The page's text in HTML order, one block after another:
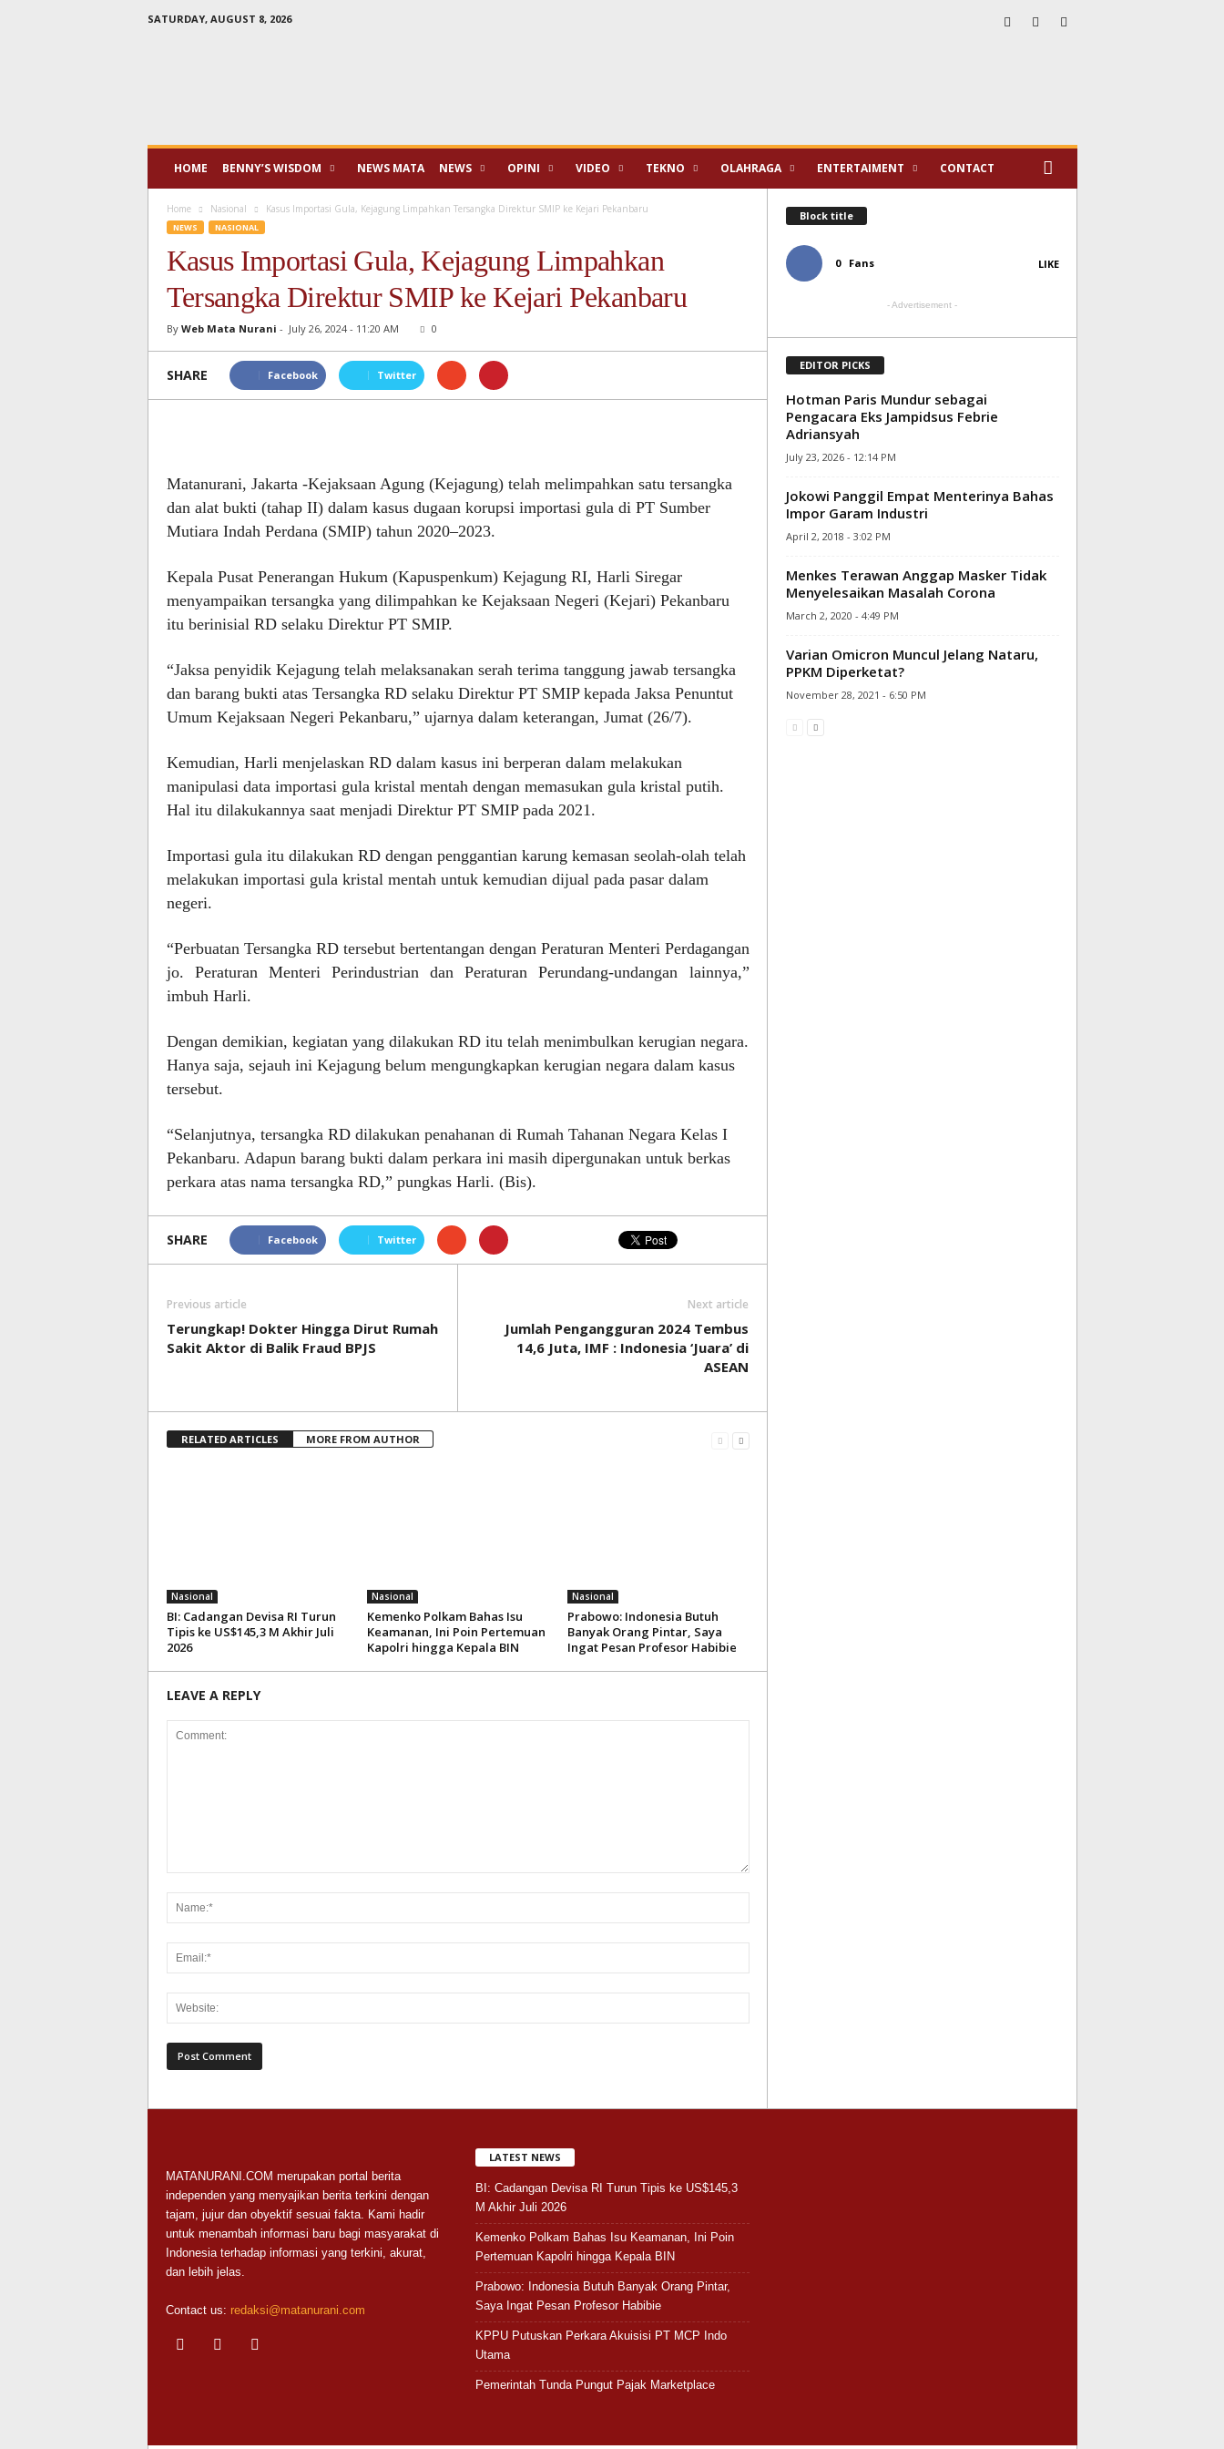
SATURDAY, AUGUST 8, 2026
HOME BENNY’S WISDOM NEWS MATA NEWS OPINI VIDEO TEKNO OLAHRAGA ENTERTAIMENT CONTACT
Home Nasional Kasus Importasi Gula, Kejagung Limpahkan Tersangka Direktur SMIP ke Kejari Pekanbaru
NEWS NASIONAL
Kasus Importasi Gula, Kejagung Limpahkan
Tersangka Direktur SMIP ke Kejari Pekanbaru
By Web Mata Nurani - July 26, 2024 - 11:20 AM 0
SHARE Facebook Twitter
Matanurani, Jakarta -Kejaksaan Agung (Kejagung) telah melimpahkan satu tersangka
dan alat bukti (tahap II) dalam kasus dugaan korupsi importasi gula di PT Sumber
Mutiara Indah Perdana (SMIP) tahun 2020–2023.
Kepala Pusat Penerangan Hukum (Kapuspenkum) Kejagung RI, Harli Siregar
menyampaikan tersangka yang dilimpahkan ke Kejaksaan Negeri (Kejari) Pekanbaru
itu berinisial RD selaku Direktur PT SMIP.
“Jaksa penyidik Kejagung telah melaksanakan serah terima tanggung jawab tersangka
dan barang bukti atas Tersangka RD selaku Direktur PT SMIP kepada Jaksa Penuntut
Umum Kejaksaan Negeri Pekanbaru,” ujarnya dalam keterangan, Jumat (26/7).
Kemudian, Harli menjelaskan RD dalam kasus ini berperan dalam melakukan
manipulasi data importasi gula kristal mentah dengan memasukan gula kristal putih.
Hal itu dilakukannya saat menjadi Direktur PT SMIP pada 2021.
Importasi gula itu dilakukan RD dengan penggantian karung kemasan seolah-olah telah
melakukan importasi gula kristal mentah untuk kemudian dijual pada pasar dalam
negeri.
“Perbuatan Tersangka RD tersebut bertentangan dengan Peraturan Menteri Perdagangan
jo. Peraturan Menteri Perindustrian dan Peraturan Perundang-undangan lainnya,”
imbuh Harli.
Dengan demikian, kegiatan yang dilakukan RD itu telah menimbulkan kerugian negara.
Hanya saja, sejauh ini Kejagung belum mengungkapkan kerugian negara dalam kasus
tersebut.
“Selanjutnya, tersangka RD dilakukan penahanan di Rumah Tahanan Negara Kelas I
Pekanbaru. Adapun barang bukti dalam perkara ini masih dipergunakan untuk berkas
perkara atas nama tersangka RD,” pungkas Harli. (Bis).
SHARE Facebook Twitter
Previous article
Terungkap! Dokter Hingga Dirut Rumah
Sakit Aktor di Balik Fraud BPJS
Next article
Jumlah Pengangguran 2024 Tembus
14,6 Juta, IMF : Indonesia ‘Juara’ di
ASEAN
RELATED ARTICLES MORE FROM AUTHOR
Nasional
BI: Cadangan Devisa RI Turun
Tipis ke US$145,3 M Akhir Juli
2026
Nasional
Kemenko Polkam Bahas Isu
Keamanan, Ini Poin Pertemuan
Kapolri hingga Kepala BIN
Nasional
Prabowo: Indonesia Butuh
Banyak Orang Pintar, Saya
Ingat Pesan Profesor Habibie
LEAVE A REPLY
Block title
0 Fans LIKE
- Advertisement -
EDITOR PICKS
Hotman Paris Mundur sebagai
Pengacara Eks Jampidsus Febrie
Adriansyah
July 23, 2026 - 12:14 PM
Jokowi Panggil Empat Menterinya Bahas
Impor Garam Industri
April 2, 2018 - 3:02 PM
Menkes Terawan Anggap Masker Tidak
Menyelesaikan Masalah Corona
March 2, 2020 - 4:49 PM
Varian Omicron Muncul Jelang Nataru,
PPKM Diperketat?
November 28, 2021 - 6:50 PM
MATANURANI.COM merupakan portal berita
independen yang menyajikan berita terkini dengan
tajam, jujur dan obyektif sesuai fakta. Kami hadir
untuk menambah informasi baru bagi masyarakat di
Indonesia terhadap informasi yang terkini, akurat,
dan lebih jelas.
Contact us: redaksi@matanurani.com
LATEST NEWS
BI: Cadangan Devisa RI Turun Tipis ke US$145,3
M Akhir Juli 2026
Kemenko Polkam Bahas Isu Keamanan, Ini Poin
Pertemuan Kapolri hingga Kepala BIN
Prabowo: Indonesia Butuh Banyak Orang Pintar,
Saya Ingat Pesan Profesor Habibie
KPPU Putuskan Perkara Akuisisi PT MCP Indo
Utama
Pemerintah Tunda Pungut Pajak Marketplace